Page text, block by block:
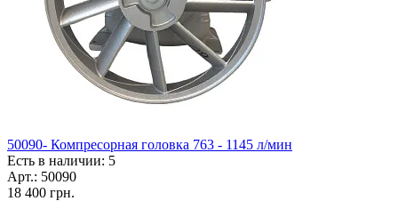
50090- Компресорная головка 763 - 1145 л/мин
Есть в наличии: 5
Арт.: 50090
18 400 грн.